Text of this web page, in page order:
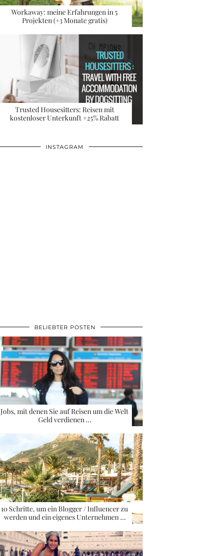
Workaway: meine Erfahrungen in 5
Projekten (+3 Monate gratis)
Trusted Housesitters: Reisen mit
kostenloser Unterkunft +25% Rabatt
INSTAGRAM
BELIEBTER POSTEN
Jobs, mit denen Sie auf Reisen um die Welt
Geld verdienen …
10 Schritte, um ein Blogger / Influencer zu
werden und ein eigenes Unternehmen …